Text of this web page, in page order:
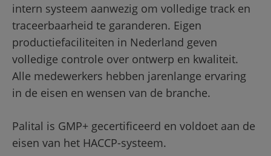
intern systeem aanwezig om volledige track en
traceerbaarheid te garanderen. Eigen
productiefaciliteiten in Nederland geven
volledige controle over ontwerp en kwaliteit.
Alle medewerkers hebben jarenlange ervaring
in de eisen en wensen van de branche.
Palital is GMP+ gecertificeerd en voldoet aan de
eisen van het HACCP-systeem.